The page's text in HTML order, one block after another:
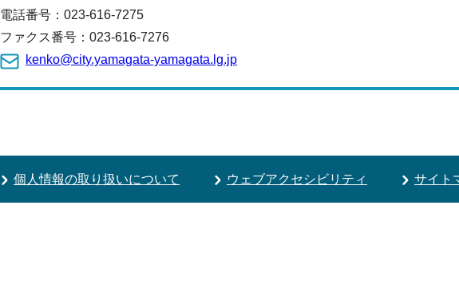
電話番号： 023-616-7275
ファクス番号：023-616-7276
kenko@city.yamagata-yamagata.lg.jp
個人情報の取り扱いについて ウェブアクセシビリティ サイト